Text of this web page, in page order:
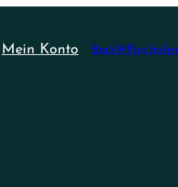
Mein Konto BackWPup holen